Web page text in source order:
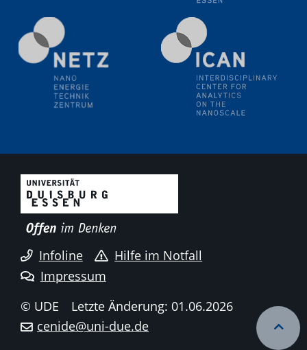
Infoline
Hilfe im Notfall
Impressum
© UDE
Letzte Änderung: 01.06.2026
cenide@uni-due.de